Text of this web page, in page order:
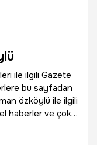
ile ilgili Gazete
bu sayfadan
özköylü ile ilgili
haberler ve çok